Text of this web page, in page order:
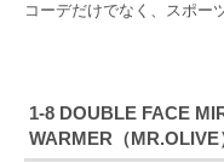
コーデだけでなく、スポー
1-8 DOUBLE FACE
WARMER（MR.OLIVE